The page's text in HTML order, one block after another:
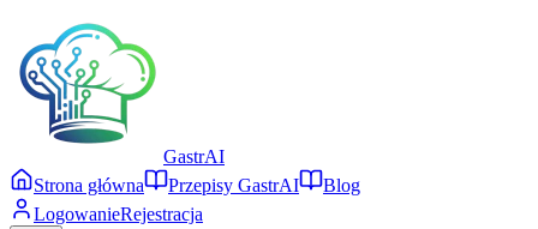
GastrAI
Strona główna
Przepisy GastrAI
Blog
LogowanieRejestracja